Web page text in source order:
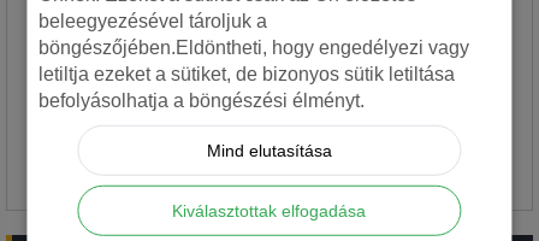
beleegyezésével tároljuk a
böngészőjében.Eldöntheti, hogy engedélyezi vagy
letiltja ezeket a sütiket, de bizonyos sütik letiltása
befolyásolhatja a böngészési élményt.
Mind elutasítása
Kiválasztottak elfogadása